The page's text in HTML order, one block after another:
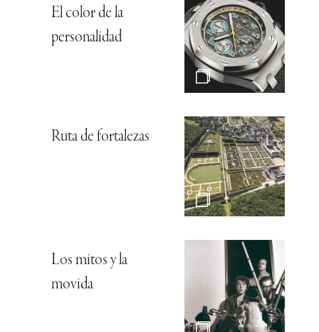
El color de la
personalidad
Ruta de fortalezas
Los mitos y la
movida